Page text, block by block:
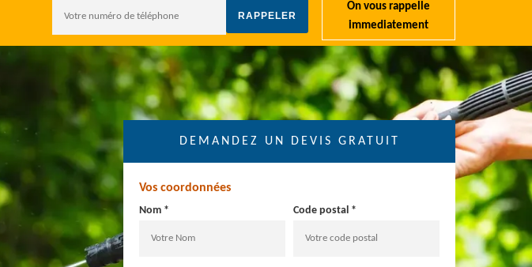
On vous rappelle
immediatement
DEMANDEZ UN DEVIS GRATUIT
Vos coordonnées
Nom * Code postal *